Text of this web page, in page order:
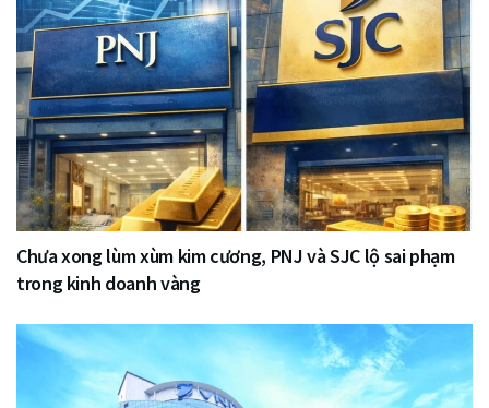
Chưa xong lùm xùm kim cương, PNJ và SJC lộ sai phạm
trong kinh doanh vàng